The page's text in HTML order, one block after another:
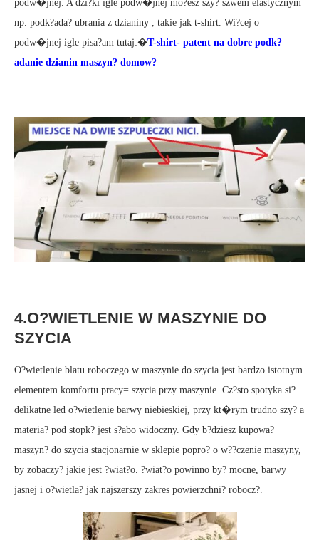
podw�jnej. A dzi?ki igle podw�jnej mo?esz szy? szwem elastycznym
np. podk?ada? ubrania z dzianiny , takie jak t-shirt. Wi?cej o
podw�jnej igle pisa?am tutaj:�T-shirt- patent na dobre podk?
adanie dzianin maszyn? domow?
4.O?WIETLENIE W MASZYNIE DO
SZYCIA
O?wietlenie blatu roboczego w maszynie do szycia jest bardzo istotnym
elementem komfortu pracy= szycia przy maszynie. Cz?sto spotyka si?
delikatne led o?wietlenie barwy niebieskiej, przy kt�rym trudno szy? a
materia? pod stopk? jest s?abo widoczny. Gdy b?dziesz kupowa?
maszyn? do szycia stacjonarnie w sklepie popro? o w??czenie maszyny,
by zobaczy? jakie jest ?wiat?o. ?wiat?o powinno by? mocne, barwy
jasnej i o?wietla? jak najszerszy zakres powierzchni? robocz?.